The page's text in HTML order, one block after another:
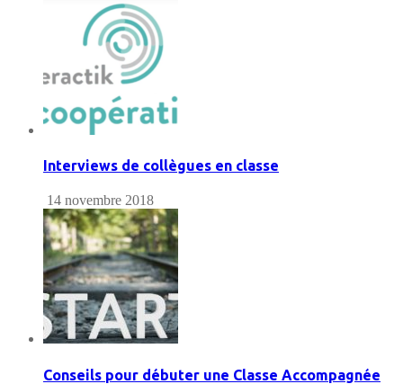
Interviews de collègues en classe
14 novembre 2018
Conseils pour débuter une Classe Accompagnée